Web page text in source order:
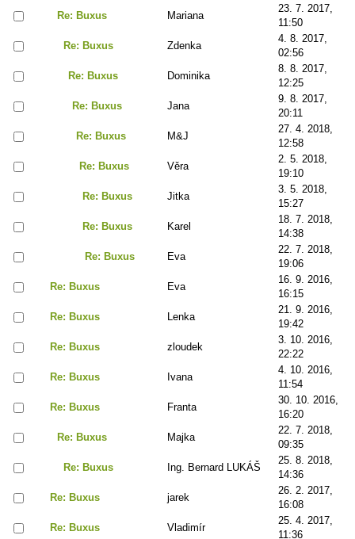
Re: Buxus
Mariana
23. 7. 2017,
11:50
Re: Buxus
Zdenka
4. 8. 2017,
02:56
Re: Buxus
Dominika
8. 8. 2017,
12:25
Re: Buxus
Jana
9. 8. 2017,
20:11
Re: Buxus
M&J
27. 4. 2018,
12:58
Re: Buxus
Věra
2. 5. 2018,
19:10
Re: Buxus
Jitka
3. 5. 2018,
15:27
Re: Buxus
Karel
18. 7. 2018,
14:38
Re: Buxus
Eva
22. 7. 2018,
19:06
Re: Buxus
Eva
16. 9. 2016,
16:15
Re: Buxus
Lenka
21. 9. 2016,
19:42
Re: Buxus
zloudek
3. 10. 2016,
22:22
Re: Buxus
Ivana
4. 10. 2016,
11:54
Re: Buxus
Franta
30. 10. 2016,
16:20
Re: Buxus
Majka
22. 7. 2018,
09:35
Re: Buxus
Ing. Bernard LUKÁŠ
25. 8. 2018,
14:36
Re: Buxus
jarek
26. 2. 2017,
16:08
Re: Buxus
Vladimír
25. 4. 2017,
11:36